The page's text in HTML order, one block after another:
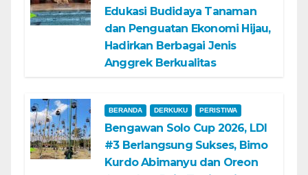
Edukasi Budidaya Tanaman
dan Penguatan Ekonomi Hijau,
Hadirkan Berbagai Jenis
Anggrek Berkualitas
BERANDA DERKUKU PERISTIWA
Bengawan Solo Cup 2026, LDI
#3 Berlangsung Sukses, Bimo
Kurdo Abimanyu dan Oreon